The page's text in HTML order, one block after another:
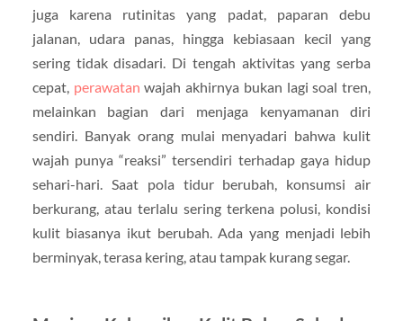
juga karena rutinitas yang padat, paparan debu
jalanan, udara panas, hingga kebiasaan kecil yang
sering tidak disadari. Di tengah aktivitas yang serba
cepat, perawatan wajah akhirnya bukan lagi soal tren,
melainkan bagian dari menjaga kenyamanan diri
sendiri. Banyak orang mulai menyadari bahwa kulit
wajah punya “reaksi” tersendiri terhadap gaya hidup
sehari-hari. Saat pola tidur berubah, konsumsi air
berkurang, atau terlalu sering terkena polusi, kondisi
kulit biasanya ikut berubah. Ada yang menjadi lebih
berminyak, terasa kering, atau tampak kurang segar.